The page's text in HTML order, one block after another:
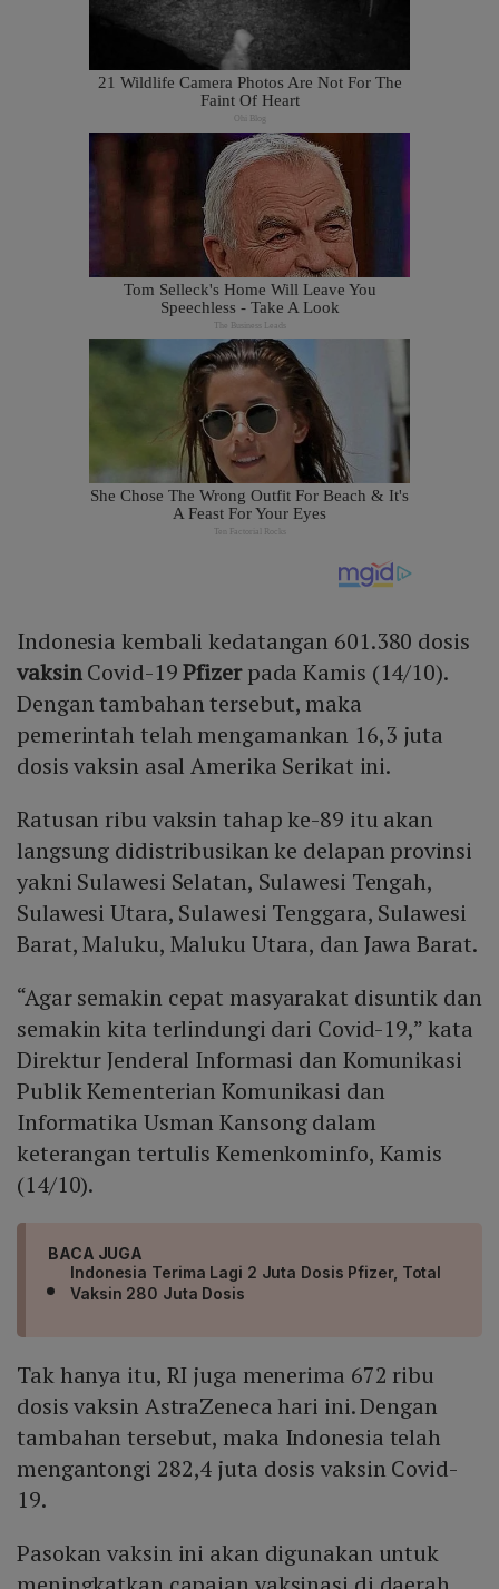
Indonesia kembali kedatangan 601.380 dosis
vaksinCovid-19Pfizerpada Kamis (14/10).
Dengan tambahan tersebut, maka
pemerintah telah mengamankan 16,3 juta
dosis vaksin asal Amerika Serikat ini.
Ratusan ribu vaksin tahap ke-89 itu akan
langsung didistribusikan ke delapan provinsi
yakni Sulawesi Selatan, Sulawesi Tengah,
Sulawesi Utara, Sulawesi Tenggara, Sulawesi
Barat, Maluku, Maluku Utara, dan Jawa Barat.
“Agar semakin cepat masyarakat disuntik dan
semakin kita terlindungi dari Covid-19,” kata
Direktur Jenderal Informasi dan Komunikasi
Publik Kementerian Komunikasi dan
Informatika Usman Kansong dalam
keterangan tertulis Kemenkominfo, Kamis
(14/10).
BACA JUGA
Indonesia Terima Lagi 2 Juta Dosis Pfizer, Total
Vaksin 280 Juta Dosis
Tak hanya itu, RI juga menerima 672 ribu
dosis vaksin AstraZeneca hari ini. Dengan
tambahan tersebut, maka Indonesia telah
mengantongi 282,4 juta dosis vaksin Covid-
19.
Pasokan vaksin ini akan digunakan untuk